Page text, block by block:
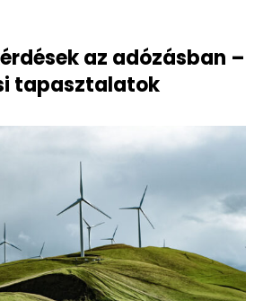
az adózásban –
tapasztalatok